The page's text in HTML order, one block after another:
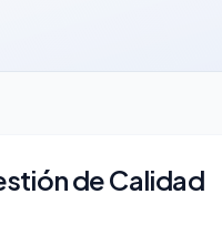
de Calidad